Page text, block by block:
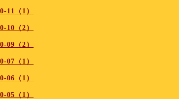
11（1）
10（2）
09（2）
07（1）
06（1）
05（1）